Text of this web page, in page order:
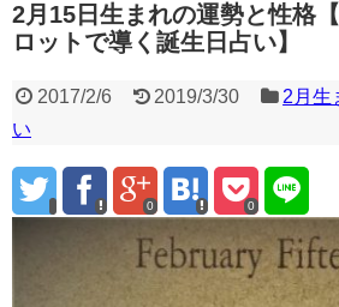
2月15日生まれの運勢と性格
ロットで導く誕生日占い】
2017/2/6 2019/3/30 2月生
い
0 0